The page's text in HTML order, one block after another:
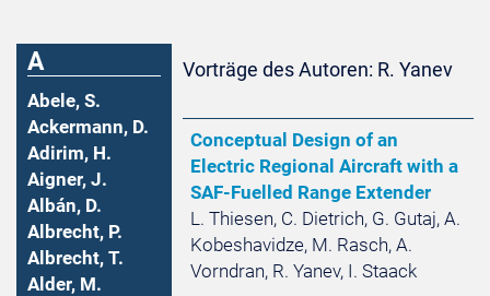
A
Abele, S.
Ackermann, D.
Adirim, H.
Aigner, J.
Albán, D.
Albrecht, P.
Albrecht, T.
Alder, M.
Vorträge des Autoren: R. Yanev
Conceptual Design of an
Electric Regional Aircraft with a
SAF-Fuelled Range Extender
L. Thiesen, C. Dietrich, G. Gutaj, A.
Kobeshavidze, M. Rasch, A.
Vorndran, R. Yanev, I. Staack